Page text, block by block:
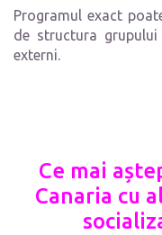
Programul exact
de structura
externi.
Ce mai
Canaria cu